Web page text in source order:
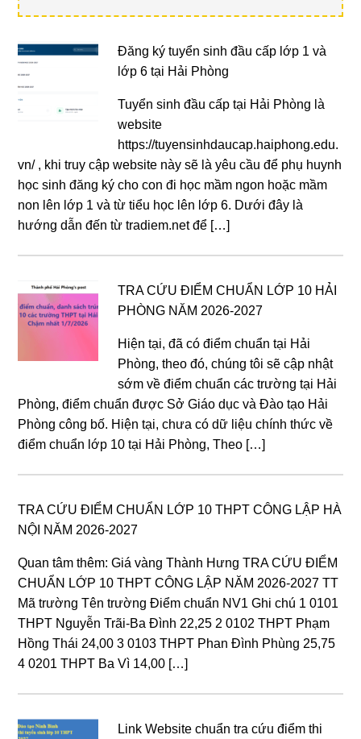
Đăng ký tuyển sinh đầu cấp lớp 1 và
lớp 6 tại Hải Phòng
Tuyển sinh đầu cấp tại Hải Phòng là
website
https://tuyensinhdaucap.haiphong.edu.
vn/ , khi truy cập website này sẽ là yêu cầu để phụ huynh
học sinh đăng ký cho con đi học mầm ngon hoặc mầm
non lên lớp 1 và từ tiểu học lên lớp 6. Dưới đây là
hướng dẫn đến từ tradiem.net để […]
TRA CỨU ĐIỂM CHUẨN LỚP 10 HẢI
PHÒNG NĂM 2026-2027
Hiện tại, đã có điểm chuẩn tại Hải
Phòng, theo đó, chúng tôi sẽ cập nhật
sớm về điểm chuẩn các trường tại Hải
Phòng, điểm chuẩn được Sở Giáo dục và Đào tạo Hải
Phòng công bố. Hiện tại, chưa có dữ liệu chính thức về
điểm chuẩn lớp 10 tại Hải Phòng, Theo […]
TRA CỨU ĐIỂM CHUẨN LỚP 10 THPT CÔNG LẬP HÀ
NỘI NĂM 2026-2027
Quan tâm thêm: Giá vàng Thành Hưng TRA CỨU ĐIỂM
CHUẨN LỚP 10 THPT CÔNG LẬP NĂM 2026-2027 TT
Mã trường Tên trường Điểm chuẩn NV1 Ghi chú 1 0101
THPT Nguyễn Trãi-Ba Đình 22,25 2 0102 THPT Phạm
Hồng Thái 24,00 3 0103 THPT Phan Đình Phùng 25,75
4 0201 THPT Ba Vì 14,00 […]
Link Website chuẩn tra cứu điểm thi